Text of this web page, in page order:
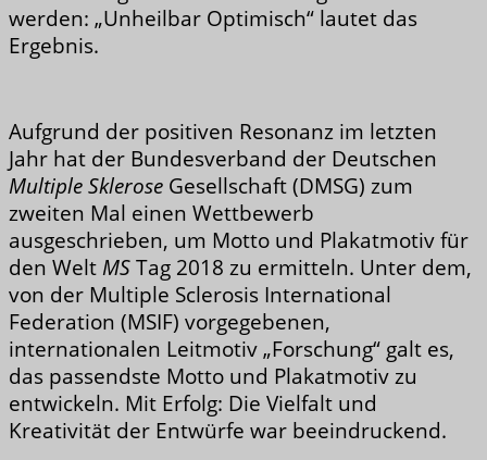
werden: „Unheilbar Optimisch“ lautet das
Ergebnis.
Aufgrund der positiven Resonanz im letzten
Jahr hat der Bundesverband der Deutschen
Multiple Sklerose Gesellschaft (DMSG) zum
zweiten Mal einen Wettbewerb
ausgeschrieben, um Motto und Plakatmotiv für
den Welt MS Tag 2018 zu ermitteln. Unter dem,
von der Multiple Sclerosis International
Federation (MSIF) vorgegebenen,
internationalen Leitmotiv „Forschung“ galt es,
das passendste Motto und Plakatmotiv zu
entwickeln. Mit Erfolg: Die Vielfalt und
Kreativität der Entwürfe war beeindruckend.